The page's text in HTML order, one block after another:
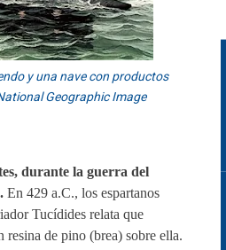
y una nave con productos
Geographic Image
durante la guerra del
En 429 a.C., los espartanos
Tucídides relata que
de pino (brea) sobre ella.